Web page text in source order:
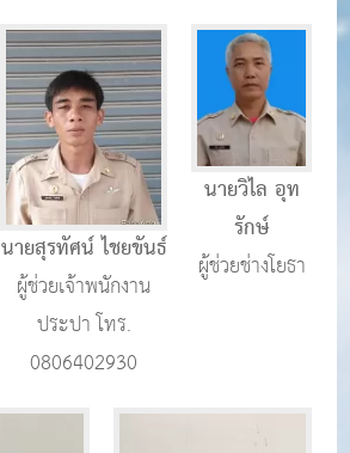
นายสุรทัศน์ ไชยขันธ์
ผู้ช่วยเจ้าพนักงาน
ประปา โทร.
0806402930
นายวิไล อุท
รักษ์
ผู้ช่วยช่างโยธา